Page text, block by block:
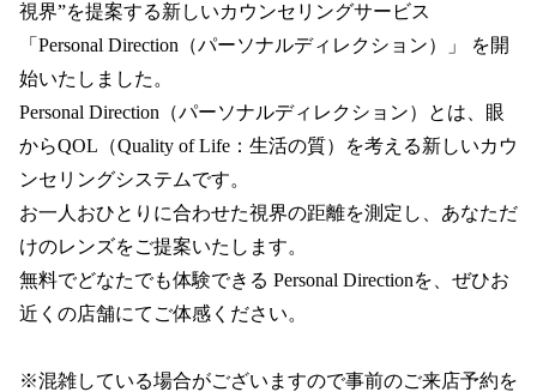
ブランドを探す
ブランド一覧
コンテンツを探す
スタッフコンテンツ
スタッフコンテンツ一覧
コーディネート
視界”を提案する新しいカウンセリングサービス
「Personal Direction（パーソナルディレクション）」 を開
始いたしました。
Personal Direction（パーソナルディレクション）とは、眼
からQOL（Quality of Life：生活の質）を考える新しいカウ
ンセリングシステムです。
お一人おひとりに合わせた視界の距離を測定し、あなただ
けのレンズをご提案いたします。
無料でどなたでも体験できる Personal Directionを、ぜひお
近くの店舗にてご体感ください。
※混雑している場合がございますので事前のご来店予約を